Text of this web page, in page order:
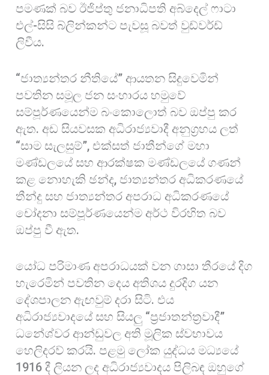
පමණක් බව ඊජිප්තු ජනාධිපති අබ්දෙල් ෆාටා
එල්-සිසි බ්ලින්කන්ට පැවසූ බවත් වුඩ්වර්ඩ්
ලිවීය.
“ජාත්‍යන්තර නීතියේ” ආයතන සිදුවෙමින්
පවතින සමූල ජන සංහාරය හමුවේ
සම්පූර්ණයෙන්ම බංකොලොත් බව ඔප්පු කර
ඇත. අඩ සියවසක අධිරාජ්‍යවාදී අනුග්‍රහය ලත්
“සාම සැලසුම්”, එක්සත් ජාතීන්ගේ මහා
මණ්ඩලයේ සහ ආරක්ෂක මණ්ඩලයේ ගණන්
කළ නොහැකි ඡන්ද, ජාත්‍යන්තර අධිකරණයේ
තීන්දු සහ ජාත්‍යන්තර අපරාධ අධිකරණයේ
චෝදනා සම්පූර්ණයෙන්ම අර්ථ විරහිත බව
ඔප්පු වී ඇත.
යෝධ පරිමාණ අපරාධයක් වන ගාසා තීරයේ දිග
හැරෙමින් පවතින දෙය අතිශය දුරදිග යන
දේශපාලන ඇඟවුම් දරා සිටි. එය
අධිරාජ්‍යවාදයේ සහ සියලු “ප්‍රජාතන්ත්‍රවාදී”
ධනේශ්වර ආන්ඩුවල අති මූලික ස්වභාවය
හෙලිදරව් කරයි. පළමු ලෝක යුද්ධය මධ්‍යයේ
1916 දී ලියන ලද අධිරාජ්‍යවාදය පිලිබඳ ඔහුගේ